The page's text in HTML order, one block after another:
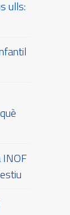
ulls:
INOF